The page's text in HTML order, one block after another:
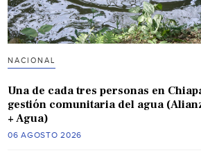
NACIONAL
Una de cada tres personas en
gestión comunitaria del agua
+ Agua)
06 AGOSTO 2026